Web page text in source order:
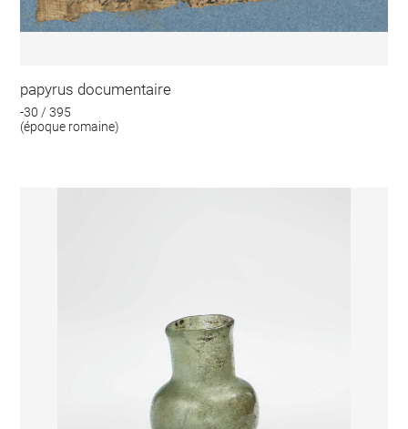
papyrus documentaire
-30 / 395
(époque romaine)